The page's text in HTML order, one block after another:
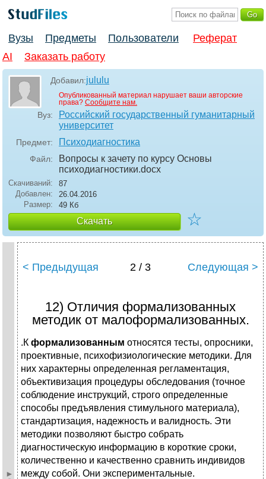
Вузы Предметы Пользователи
Реферат
AI
Заказать работу
Добавил:jululu
Опубликованный материал нарушает ваши авторские
права? Сообщите нам.
Вуз:
Российский государственный гуманитарный
университет
Предмет: Психодиагностика
Файл:
Вопросы к зачету по курсу Основы
психодиагностики.docx
Скачиваний:
87
Добавлен:
26.04.2016
Размер:
49 Кб
Скачать ☆
< Предыдущая 2 / 3 Следующая >
12) Отличия формализованных
методик от малоформализованных.
.К формализованным относятся тесты, опросники,
проективные, психофизиологические методики. Для
них характерны определенная регламентация,
объективизация процедуры обследования (точное
соблюдение инструкций, строго определенные
способы предъявления стимульного материала),
стандартизация, надежность и валидность. Эти
методики позволяют быстро собрать
диагностическую информацию в короткие сроки,
количественно и качественно сравнить индивидов
между собой. Они экспериментальные.